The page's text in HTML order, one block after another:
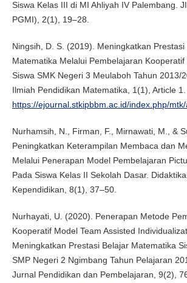
Siswa Kelas III di MI Ahliyah IV Palembang.
PGMI), 2(1), 19–28.
Ningsih, D. S. (2019). Meningkatkan Prestasi
Matematika Melalui Pembelajaran Kooperatif
Siswa SMK Negeri 3 Meulaboh Tahun 2013/
Ilmiah Pendidikan Matematika, 1(1), Article 1.
https://ejournal.stkipbbm.ac.id/index.php/
Nurhamsih, N., Firman, F., Mirnawati, M., &
Peningkatkan Keterampilan Membaca dan
Melalui Penerapan Model Pembelajaran
Pada Siswa Kelas II Sekolah Dasar.
Kependidikan, 8(1), 37–50.
Nurhayati, U. (2020). Penerapan Metode
Kooperatif Model Team Assisted
Meningkatkan Prestasi Belajar Matematika
SMP Negeri 2 Ngimbang Tahun Pelajaran
Jurnal Pendidikan dan Pembelajaran, 9(2),